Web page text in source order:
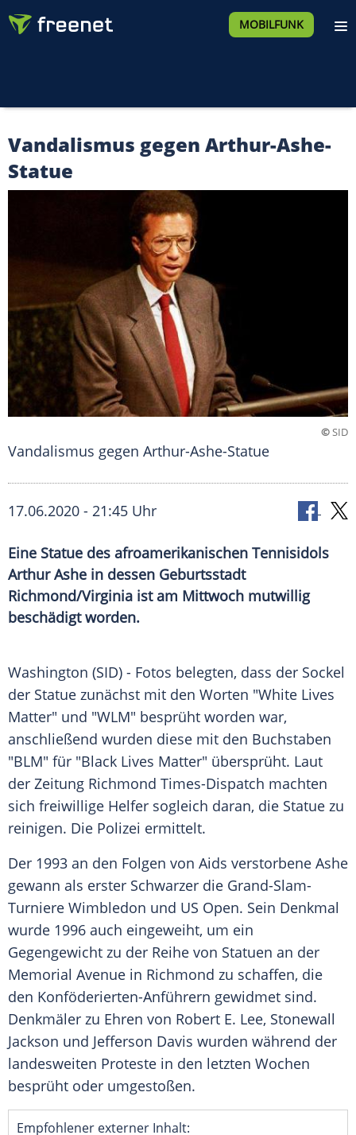
MOBILFUNK
Vandalismus gegen Arthur-Ashe-
Statue
©SID
Vandalismus gegen Arthur-Ashe-Statue
17.06.2020 - 21:45 Uhr
Eine Statue des afroamerikanischen Tennisidols
Arthur Ashe in dessen Geburtsstadt
Richmond/Virginia ist am Mittwoch mutwillig
beschädigt worden.
Washington (SID) - Fotos belegten, dass der Sockel
der Statue zunächst mit den Worten "White Lives
Matter" und "WLM" besprüht worden war,
anschließend wurden diese mit den Buchstaben
"BLM" für "Black Lives Matter" übersprüht. Laut
der Zeitung Richmond Times-Dispatch machten
sich freiwillige Helfer sogleich daran, die Statue zu
reinigen. Die Polizei ermittelt.
Der 1993 an den Folgen von Aids verstorbene Ashe
gewann als erster Schwarzer die Grand-Slam-
Turniere Wimbledon und US Open. Sein Denkmal
wurde 1996 auch eingeweiht, um ein
Gegengewicht zu der Reihe von Statuen an der
Memorial Avenue in Richmond zu schaffen, die
den Konföderierten-Anführern gewidmet sind.
Denkmäler zu Ehren von Robert E. Lee, Stonewall
Jackson und Jefferson Davis wurden während der
landesweiten Proteste in den letzten Wochen
besprüht oder umgestoßen.
Empfohlener externer Inhalt: